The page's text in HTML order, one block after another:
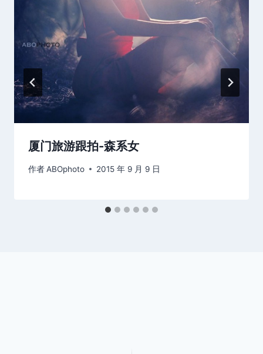
厦门旅游跟拍-森系女
作者ABOphoto 2015 年 9 月 9 日